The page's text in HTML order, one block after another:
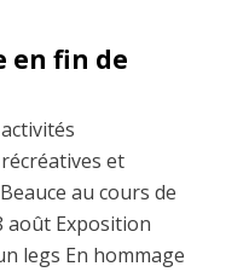
en fin de
et
au cours de
août Exposition
legs En hommage